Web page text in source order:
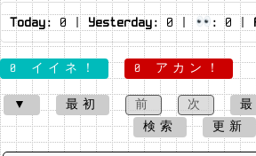
Today: 0 | Yesterday:0 | : 0 |
0 イイネ！ 0 アカン！
▼ 最初 前 次
検索
更新